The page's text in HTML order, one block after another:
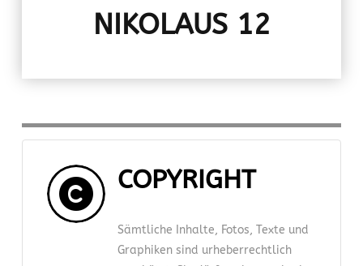
NIKOLAUS 12
COPYRIGHT
Sämtliche Inhalte, Fotos, Texte und
Graphiken sind urheberrechtlich